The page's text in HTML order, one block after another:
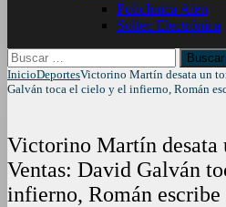
Policlinica Alen
Soltec Electrónica
Buscar:
InicioDeportesVictorino Martín desata un
Galván toca el cielo y el infierno, Román
Victorino Martín desata
Ventas: David Galván
infierno, Román escribe